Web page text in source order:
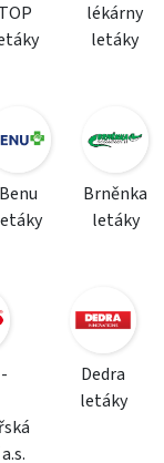
TOP
lékárny
letáky
Benu
Brněnka
letáky
Dedra
letáky